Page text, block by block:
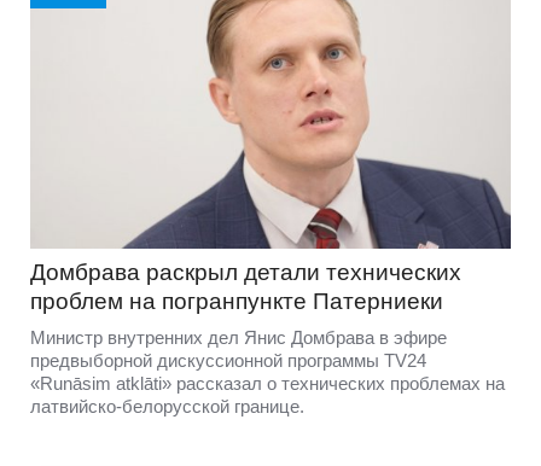
Домбравa раскрыл детали технических
проблем на погранпункте Патерниеки
Министр внутренних дел Янис Домбрава в эфире
предвыборной дискуссионной программы TV24
«Runāsim atklāti» рассказал о технических проблемах на
латвийско-белорусской границе.